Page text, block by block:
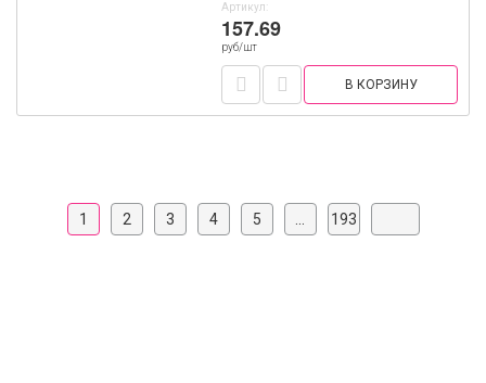
Артикул:
157.69
руб/шт
В КОРЗИНУ
1 2 3 4 5 193